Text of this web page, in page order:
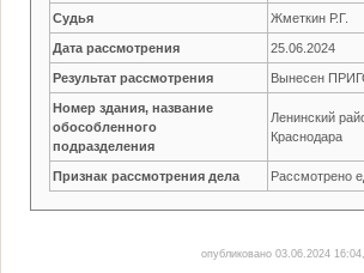
Судья Жметкин Р.Г.
Дата рассмотрения 25.06.2024
Результат рассмотрения Вынесен
Номер здания, название
обособленного
подразделения
Ленинский
Краснодара
Признак рассмотрения дела Рассмотрено
опубликовано 03.06.2024